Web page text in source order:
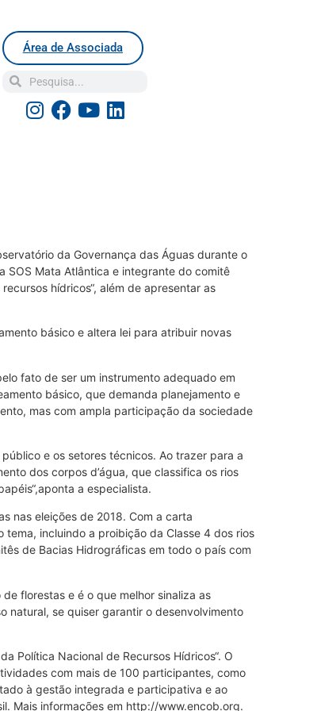
Área de Associada
da Governança das Águas durante o
SOS Mata Atlântica e integrante do comitê
hídricos“, além de apresentar as
básico e altera lei para atribuir novas
fato de ser um instrumento adequado em
básico, que demanda planejamento e
mas com ampla participação da sociedade
e os setores técnicos. Ao trazer para a
dos corpos d’água, que classifica os rios
a especialista.
nas eleições de 2018. Com a carta
tema, incluindo a proibição da Classe 4 dos rios
de Bacias Hidrográficas em todo o país com
florestas e é o que melhor sinaliza as
natural, se quiser garantir o desenvolvimento
Política Nacional de Recursos Hídricos“. O
com mais de 100 participantes, como
à gestão integrada e participativa e ao
Mais informações em http://www.encob.org.